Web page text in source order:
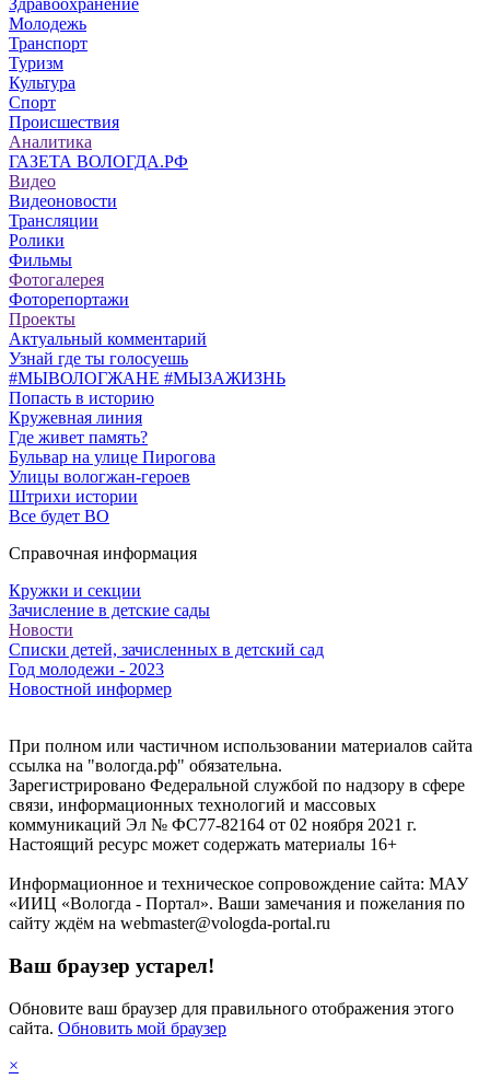
Здравоохранение
Молодежь
Транспорт
Туризм
Культура
Спорт
Происшествия
Аналитика
ГАЗЕТА ВОЛОГДА.РФ
Видео
Видеоновости
Трансляции
Ролики
Фильмы
Фотогалерея
Фоторепортажи
Проекты
Актуальный комментарий
Узнай где ты голосуешь
#МЫВОЛОГЖАНЕ #МЫЗАЖИЗНЬ
Попасть в историю
Кружевная линия
Где живет память?
Бульвар на улице Пирогова
Улицы вологжан-героев
Штрихи истории
Все будет ВО
Справочная информация
Кружки и секции
Зачисление в детские сады
Новости
Списки детей, зачисленных в детский сад
Год молодежи - 2023
Новостной информер
При полном или частичном использовании материалов сайта
ссылка на "вологда.рф" обязательна.
Зарегистрировано Федеральной службой по надзору в сфере
связи, информационных технологий и массовых
коммуникаций Эл № ФС77-82164 от 02 ноября 2021 г.
Настоящий ресурс может содержать материалы 16+
Информационное и техническое сопровождение сайта: МАУ
«ИИЦ «Вологда - Портал». Ваши замечания и пожелания по
сайту ждём на webmaster@vologda-portal.ru
Ваш браузер устарел!
Обновите ваш браузер для правильного отображения этого
сайта. Обновить мой браузер
×